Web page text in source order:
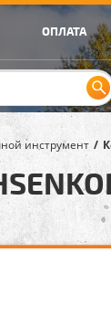
ОПЛАТА
инструмент